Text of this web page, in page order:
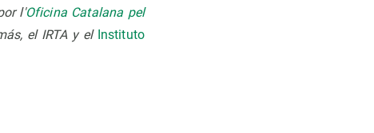
l'Oficina Catalana pel
el IRTA y el Instituto